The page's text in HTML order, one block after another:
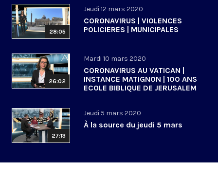
28:05
Jeudi 12 mars 2020
CORONAVIRUS | VIOLENCES
POLICIERES | MUNICIPALES
26:02
Mardi 10 mars 2020
CORONAVIRUS AU VATICAN |
INSTANCE MATIGNON | 100 ANS
ECOLE BIBLIQUE DE JERUSALEM
27:13
Jeudi 5 mars 2020
À la source du jeudi 5 mars